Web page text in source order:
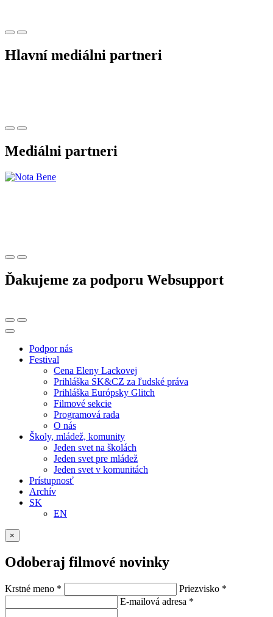
Hlavní mediálni partneri
Mediálni partneri
Ďakujeme za podporu Websupport
Podpor nás
Festival
Cena Eleny Lackovej
Prihláška SK&CZ za ľudské práva
Prihláška Európsky Glitch
Filmové sekcie
Programová rada
O nás
Školy, mládež, komunity
Jeden svet na školách
Jeden svet pre mládež
Jeden svet v komunitách
Prístupnosť
Archív
SK
EN
×
Odoberaj filmové novinky
Krstné meno * Priezvisko *
E-mailová adresa *